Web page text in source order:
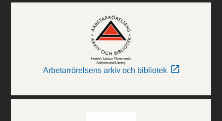
Arbetarrörelsens arkiv och bibliotek